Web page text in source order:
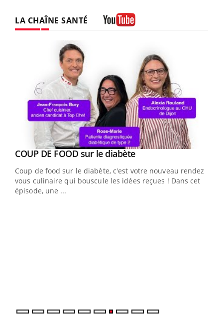
LA CHAÎNE SANTÉ
Youtube
COUP DE FOOD sur le diabèteYoutube
Coup de food sur le diabète, c'est votre nouveau rendez-
vous culinaire qui bouscule les idées reçues ! Dans cet
épisode, une ...